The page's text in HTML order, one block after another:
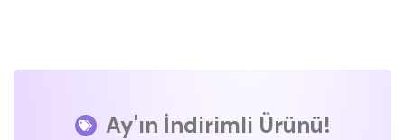
Ay'ın İndirimli Ürünü!